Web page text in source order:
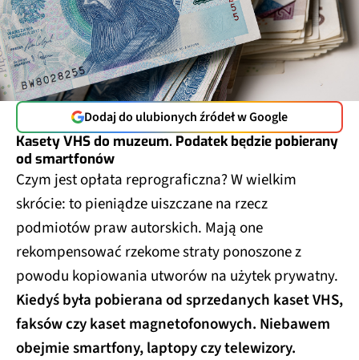
Dodaj do ulubionych źródeł w Google
Kasety VHS do muzeum. Podatek będzie pobierany
od smartfonów
Czym jest opłata reprograficzna? W wielkim
skrócie: to pieniądze uiszczane na rzecz
podmiotów praw autorskich. Mają one
rekompensować rzekome straty ponoszone z
powodu kopiowania utworów na użytek prywatny.
Kiedyś była pobierana od sprzedanych kaset VHS,
faksów czy kaset magnetofonowych. Niebawem
obejmie smartfony, laptopy czy telewizory.